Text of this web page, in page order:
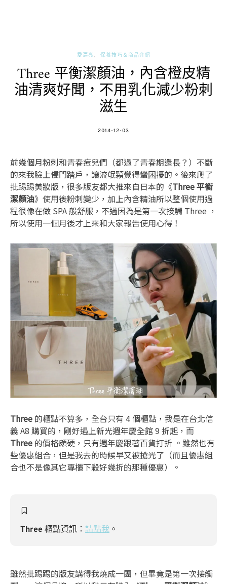
愛漂亮 保養技巧＆商品介紹
Three 平衡潔顏油，內含橙皮精
油清爽好聞，不用乳化減少粉刺
滋生
POSTED
2014-12-03
前幾個月粉刺和青春痘兒們（都過了青春期還長？）不斷
的來我臉上侵門踏戶，讓流氓顆覺得蠻困擾的。後來爬了
批踢踢美妝版，很多版友都大推來自日本的《Three 平衡
潔顏油》使用後粉刺變少，加上內含精油所以整個使用過
程很像在做 SPA 般舒服，不過因為是第一次接觸 Three ，
所以使用一個月後才上來和大家報告使用心得！
Three 的櫃點不算多，全台只有 4 個櫃點，我是在台北信
義 A8 購買的，剛好遇上新光週年慶全館 9 折起，而
Three 的價格頗硬，只有週年慶跟著百貨打折 。雖然也有
些優惠組合，但是我去的時候早又被搶光了（而且優惠組
合也不是像其它專櫃下殺好幾折的那種優惠）。
Three 櫃點資訊： 請點我 。
雖然批踢踢的版友講得我燒成一團，但畢竟是第一次接觸